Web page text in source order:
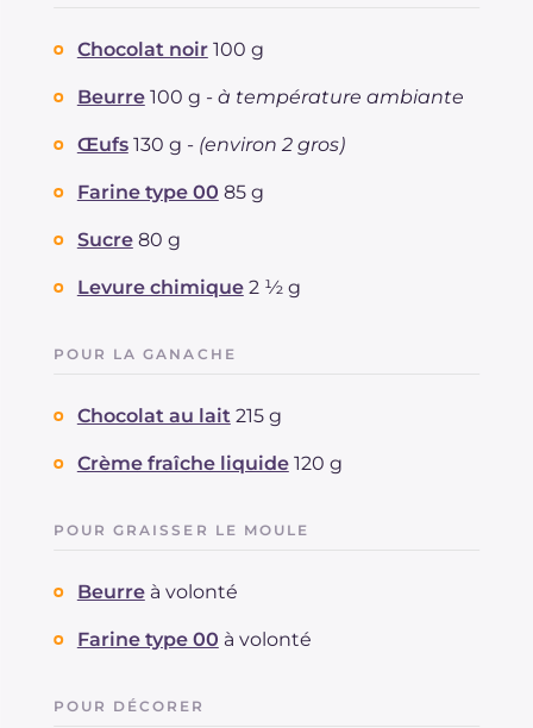
dont acides gras saturés
Fibre g 107
Sodium
Chocolat noir 100 g
Beurre 100 g - à température ambiante
Œufs 130 g - (environ 2 gros)
Farine type 00 85 g
Sucre 80 g
Levure chimique 2 ½ g
POUR LA GANACHE
Chocolat au lait 215 g
Crème fraîche liquide 120 g
POUR GRAISSER LE MOULE
Beurre à volonté
Farine type 00 à volonté
POUR DÉCORER